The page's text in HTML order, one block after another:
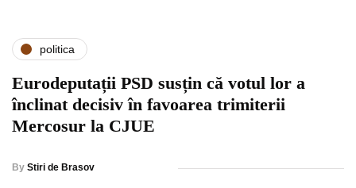
politica
Eurodeputații PSD susțin că votul lor a
înclinat decisiv în favoarea trimiterii
Mercosur la CJUE
By Stiri de Brasov